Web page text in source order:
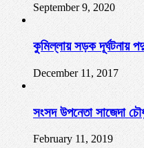
September 9, 2020
কুমিল্লায় সড়ক দূর্ঘটনায়
December 11, 2017
সংসদ উপনেতা সাজেদা
February 11, 2019